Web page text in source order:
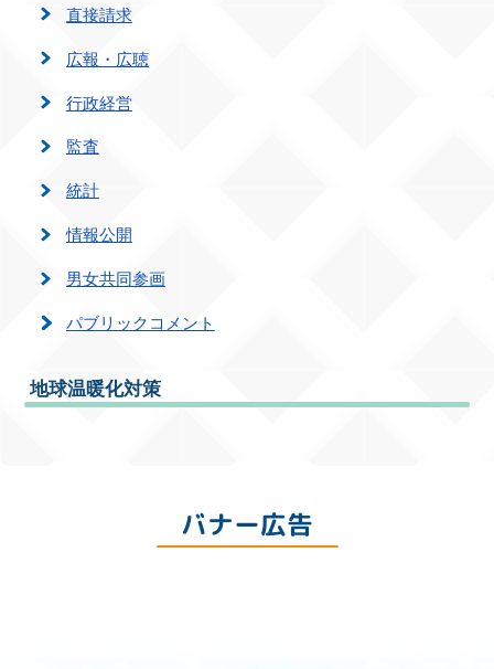
直接請求
広報・広聴
行政経営
監査
統計
情報公開
男女共同参画
パブリックコメント
地球温暖化対策
バナー広告